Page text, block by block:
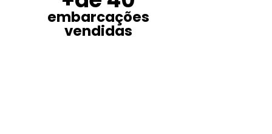
embarcações
vendidas